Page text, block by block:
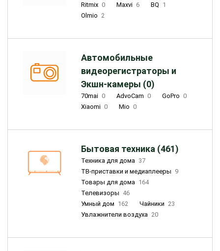
Ritmix 0 Maxvi 6 BQ 1
Olmio 2
Автомобильные
видеорегистраторы и
Экшн-камеры (0)
70mai 0 AdvoCam 0 GoPro 0
Xiaomi 0 Mio 0
Бытовая техника (461)
Техника для дома 37
ТВ-приставки и медиаплееры 9
Товары для дома 164
Телевизоры 46
Умный дом 162 Чайники 23
Увлажнители воздуха 20